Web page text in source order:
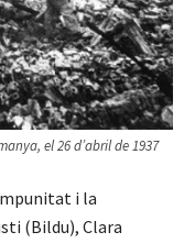
el 26 d’abril de 1937
i la
(Bildu), Clara